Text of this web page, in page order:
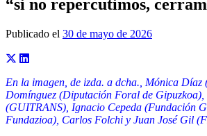
“si no repercutimos,
Publicado el 30 de mayo de 2026
En la imagen, de izda. a dcha., Mónica Díaz
Domínguez (Diputación Foral de
(GUITRANS), Ignacio Cepeda (Fundación
Fundazioa), Carlos Folchi y Juan José Gil